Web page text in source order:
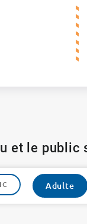
et le
Adulte